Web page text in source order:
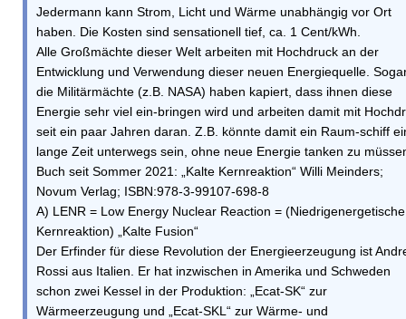
Jedermann kann Strom, Licht und Wärme unabhängig vor Ort
haben. Die Kosten sind sensationell tief, ca. 1 Cent/kWh.
Alle Großmächte dieser Welt arbeiten mit Hochdruck an der
Entwicklung und Verwendung dieser neuen Energiequelle.
die Militärmächte (z.B. NASA) haben kapiert, dass ihnen diese
Energie sehr viel ein-bringen wird und arbeiten damit mit
seit ein paar Jahren daran. Z.B. könnte damit ein Raum-schiff
lange Zeit unterwegs sein, ohne neue Energie tanken zu
Buch seit Sommer 2021: „Kalte Kernreaktion“ Willi Meinders;
Novum Verlag; ISBN:978-3-99107-698-8
A) LENR = Low Energy Nuclear Reaction = (Niedrigenergetische
Kernreaktion) „Kalte Fusion“
Der Erfinder für diese Revolution der Energieerzeugung ist
Rossi aus Italien. Er hat inzwischen in Amerika und Schweden
schon zwei Kessel in der Produktion: „Ecat-SK“ zur
Wärmeerzeugung und „Ecat-SKL“ zur Wärme- und